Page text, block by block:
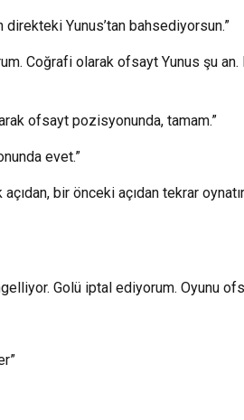
direkteki Yunus’tan bahsediyorsun.”
Coğrafi olarak ofsayt Yunus şu
ofsayt pozisyonunda, tamam.”
evet.”
açıdan, bir önceki açıdan tekrar
Golü iptal ediyorum. Oyunu